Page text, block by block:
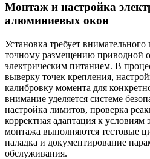
Монтаж и настройка
алюминиевых окон
Установка требует
точному размещению приводной
электрическим питанием. В
выверку точек крепления,
калибровку момента для
внимание уделяется системе
настройка лимитов, проверка
корректная адаптация к условиям
монтажа выполняются тестовые
наладка и документирование
обслуживания.